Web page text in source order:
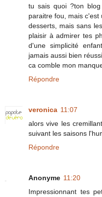
tu sais quoi ?ton
paraitre fou, mais
desserts, mais sans
plaisir à admirer tes
d'une simplicité
jamais aussi bien
ca comble mon
Répondre
veronica 11:07
alors vive les
suivant les saisons
Répondre
Anonyme 11:20
Impressionnant tes